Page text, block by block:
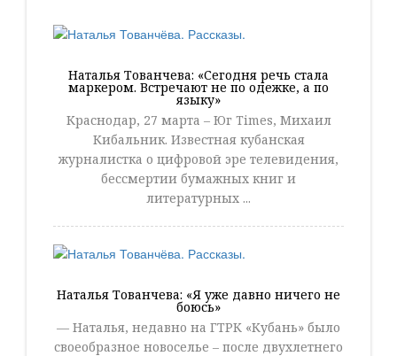
Наталья Тованчева: «Сегодня речь стала
маркером. Встречают не по одежке, а по
языку»
Краснодар, 27 марта – Юг Times, Михаил
Кибальник. Известная кубанская
журналистка о цифровой эре телевидения,
бессмертии бумажных книг и
литературных ...
Наталья Тованчева: «Я уже давно ничего не
боюсь»
— Наталья, недавно на ГТРК «Кубань» было
своеобразное новоселье – после двухлетнего